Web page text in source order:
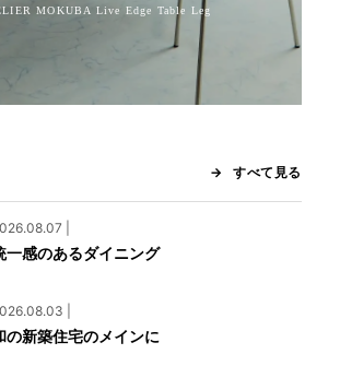
すべて見る
|
一感のあるダイニング
|
の新築住宅のメインに